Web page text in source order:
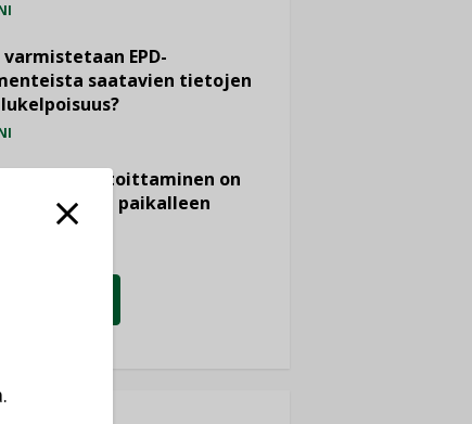
EPD-
saatavien tietojen
ja viemärimitoittaminen on
ajassa paikalleen